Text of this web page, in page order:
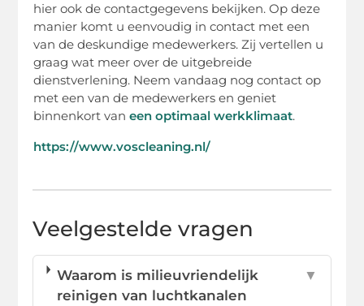
hier ook de contactgegevens bekijken. Op deze
manier komt u eenvoudig in contact met een
van de deskundige medewerkers. Zij vertellen u
graag wat meer over de uitgebreide
dienstverlening. Neem vandaag nog contact op
met een van de medewerkers en geniet
binnenkort vaneen optimaal werkklimaat.
https://www.voscleaning.nl/
Veelgestelde vragen
Waarom is milieuvriendelijk
reinigen van luchtkanalen
▼